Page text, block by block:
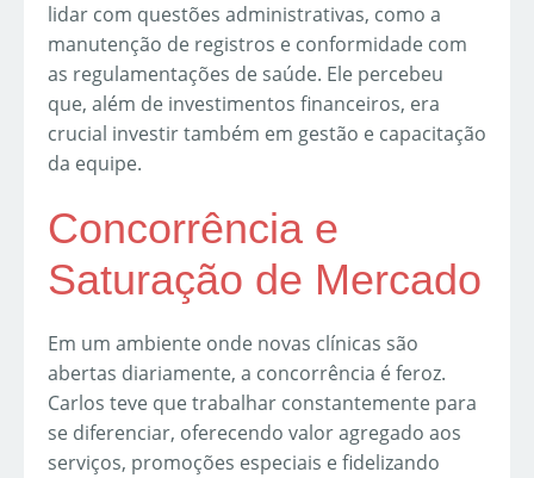
lidar com questões administrativas, como a
manutenção de registros e conformidade com
as regulamentações de saúde. Ele percebeu
que, além de investimentos financeiros, era
crucial investir também em gestão e capacitação
da equipe.
Concorrência e
Saturação de Mercado
Em um ambiente onde novas clínicas são
abertas diariamente, a concorrência é feroz.
Carlos teve que trabalhar constantemente para
se diferenciar, oferecendo valor agregado aos
serviços, promoções especiais e fidelizando